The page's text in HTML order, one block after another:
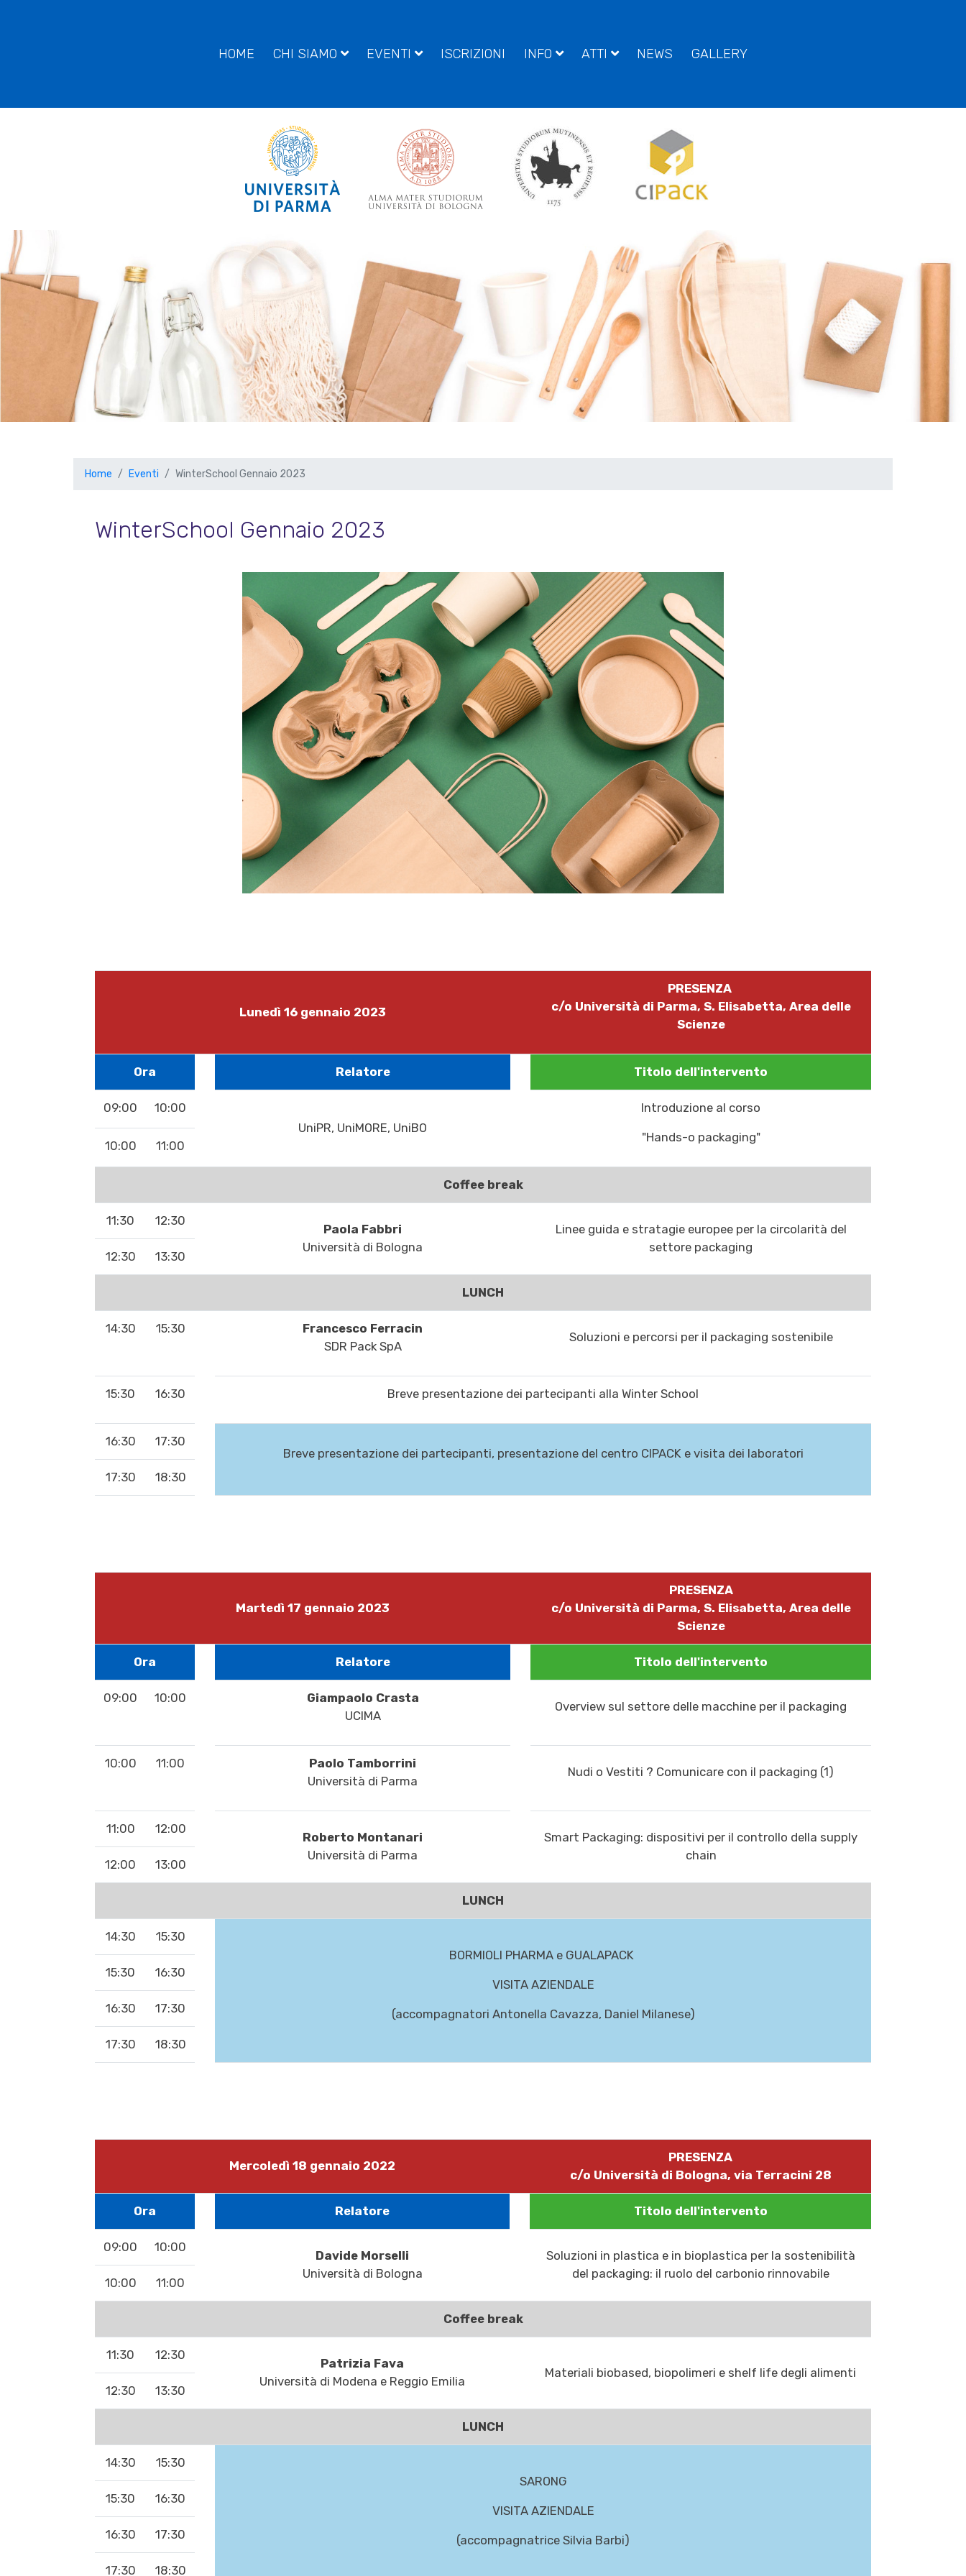
HOME CHI SIAMO EVENTI ISCRIZIONI INFO ATTI NEWS GALLERY
Home Eventi WinterSchool Gennaio 2023
WinterSchool Gennaio 2023
Lunedì 16 gennaio 2023
PRESENZA
c/o Università di Parma, S. Elisabetta, Area delle
Scienze
Ora Relatore Titolo dell'intervento
09:00
10:00
UniPR, UniMORE, UniBO
Introduzione al corso
"Hands-o packaging"
10:00 11:00
Coffee break
11:30 12:30
Paola Fabbri
Università di Bologna
Linee guida e stratagie europee per la circolarità del
settore packaging
12:30 13:30
LUNCH
14:30 15:30
Francesco Ferracin
SDR Pack SpA
Soluzioni e percorsi per il packaging sostenibile
15:30 16:30 Breve presentazione dei partecipanti alla Winter School
16:30
17:30
Breve presentazione dei partecipanti, presentazione del centro CIPACK e visita dei laboratori
17:30
18:30
Martedì 17 gennaio 2023
PRESENZA
c/o Università di Parma, S. Elisabetta, Area delle
Scienze
Ora Relatore Titolo dell'intervento
09:00 10:00
Giampaolo Crasta
UCIMA
Overview sul settore delle macchine per il packaging
10:00 11:00
Paolo Tamborrini
Università di Parma
Nudi o Vestiti ? Comunicare con il packaging (1)
11:00 12:00
Roberto Montanari
Università di Parma
Smart Packaging: dispositivi per il controllo della supply
chain
12:00 13:00
LUNCH
14:30
15:30
BORMIOLI PHARMA e GUALAPACK
VISITA AZIENDALE
(accompagnatori Antonella Cavazza, Daniel Milanese)
15:30 16:30
16:30 17:30
17:30 18:30
Mercoledì 18 gennaio 2022
PRESENZA
c/o Università di Bologna, via Terracini 28
Ora Relatore Titolo dell'intervento
09:00 10:00
Davide Morselli
Università di Bologna
Soluzioni in plastica e in bioplastica per la sostenibilità
del packaging: il ruolo del carbonio rinnovabile
10:00 11:00
Coffee break
11:30 12:30
Patrizia Fava
Università di Modena e Reggio Emilia
Materiali biobased, biopolimeri e shelf life degli alimenti
12:30
13:30
LUNCH
14:30
15:30
SARONG
VISITA AZIENDALE
(accompagnatrice Silvia Barbi)
15:30 16:30
16:30 17:30
17:30 18:30